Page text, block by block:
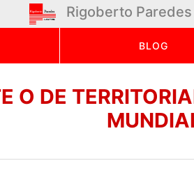
Rigoberto
BLOG
O DE